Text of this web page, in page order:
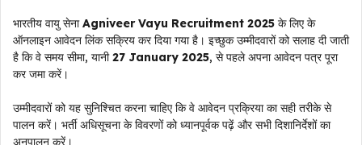
भारतीय वायु सेनाAgniveer Vayu Recruitment 2025 के लिए के
ऑनलाइन आवेदन लिंक सक्रिय कर दिया गया है। इच्छुक उम्मीदवारों को सलाह दी जाती
है कि वे समय सीमा, यानी27 January 2025, से पहले अपना आवेदन पत्र पूरा
कर जमा करें।
उम्मीदवारों को यह सुनिश्चित करना चाहिए कि वे आवेदन प्रक्रिया का सही तरीके से
पालन करें। भर्ती अधिसूचना के विवरणों को ध्यानपूर्वक पढ़ें और सभी दिशानिर्देशों का
अनुपालन करें।